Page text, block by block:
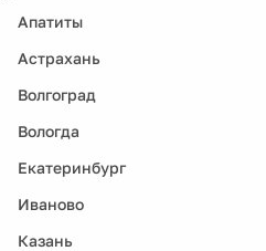
Апатиты
Астрахань
Волгоград
Вологда
Екатеринбург
Иваново
Казань